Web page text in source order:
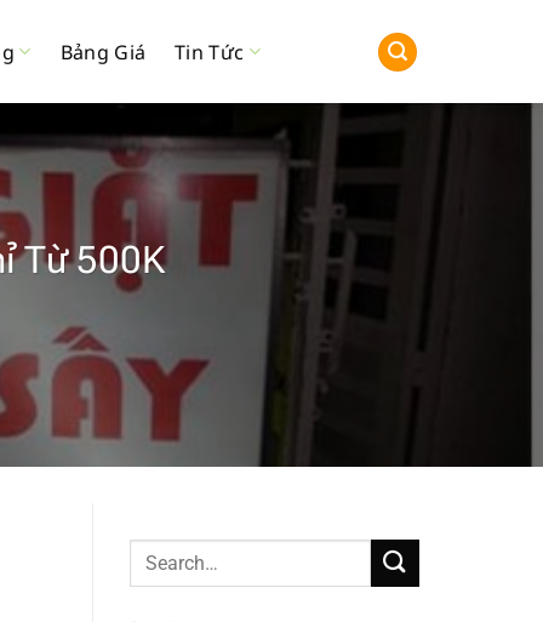
Bảng Giá Tin Tức
Từ 500K